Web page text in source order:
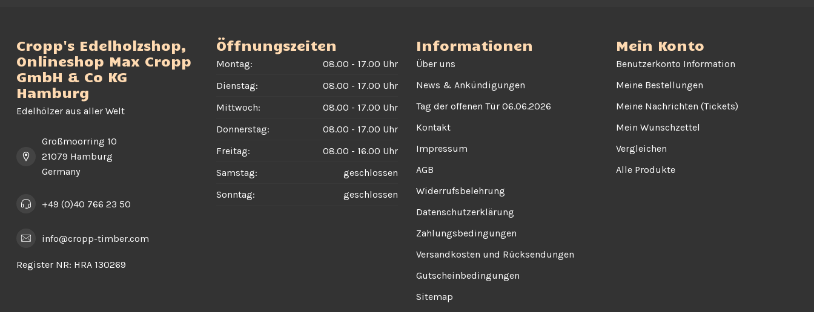
Cropp's Edelholzshop,
Onlineshop Max Cropp
GmbH & Co KG
Hamburg
Edelhölzer aus aller Welt
Großmoorring 10
21079 Hamburg
Germany
+49 (0)40 766 23 50
info@cropp-timber.com
Register NR: HRA 130269
Öffnungszeiten
Montag:
08.00 - 17.00 Uhr
Dienstag:
08.00 - 17.00 Uhr
Mittwoch:
08.00 - 17.00 Uhr
Donnerstag:
08.00 - 17.00 Uhr
Freitag:
08.00 - 16.00 Uhr
Samstag:
geschlossen
Sonntag:
geschlossen
Informationen
Über uns
News & Ankündigungen
Tag der offenen Tür 06.06.2026
Kontakt
Impressum
AGB
Widerrufsbelehrung
Datenschutzerklärung
Zahlungsbedingungen
Versandkosten und Rücksendungen
Gutscheinbedingungen
Sitemap
Mein Konto
Benutzerkonto Information
Meine Bestellungen
Meine Nachrichten (Tickets)
Mein Wunschzettel
Vergleichen
Alle Produkte